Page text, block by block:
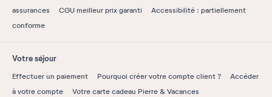
assurances
CGU meilleur prix garanti
Accessibilité : partiellement
conforme
Votre séjour
Effectuer un paiement Pourquoi créer votre compte client ?
Accéder
à votre compte
Votre carte cadeau Pierre & Vacances